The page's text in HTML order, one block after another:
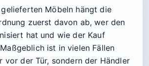
Möbeln hängt die
zuerst davon ab, wer den
hat und wie der Kauf
ist in vielen Fällen
vor der Tür, sondern der Händler